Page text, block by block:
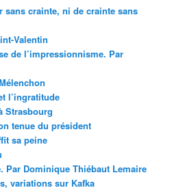
sans crainte, ni de crainte sans
Valentin
de l’impressionnisme. Par
l’ingratitude
Strasbourg
tenue du président
sa peine
Par Dominique Thiébaut Lemaire
variations sur Kafka